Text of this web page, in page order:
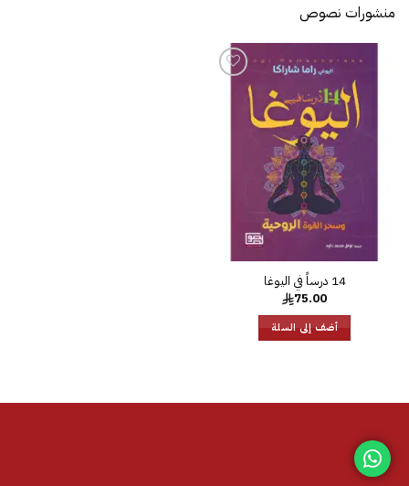
منشورات نصوص
14 درساً في اليوغا
75.00
أضف إلى السلة